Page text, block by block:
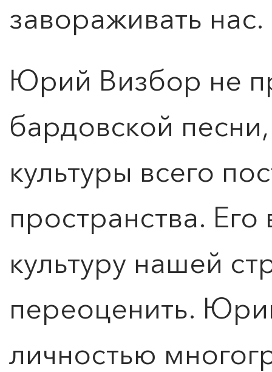
завораживать нас.
Юрий Визбор не
бардовской
культуры всего
пространства.
культуру нашей
переоценить.
личностью